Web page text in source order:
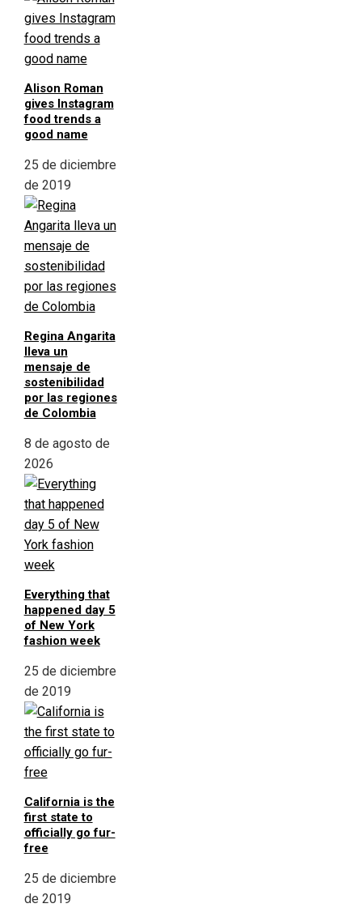
Alison Roman
gives Instagram
food trends a
good name
25 de diciembre
de 2019
Regina Angarita
lleva un
mensaje de
sostenibilidad
por las regiones
de Colombia
8 de agosto de
2026
Everything that
happened day 5
of New York
fashion week
25 de diciembre
de 2019
California is the
first state to
officially go fur-
free
25 de diciembre
de 2019